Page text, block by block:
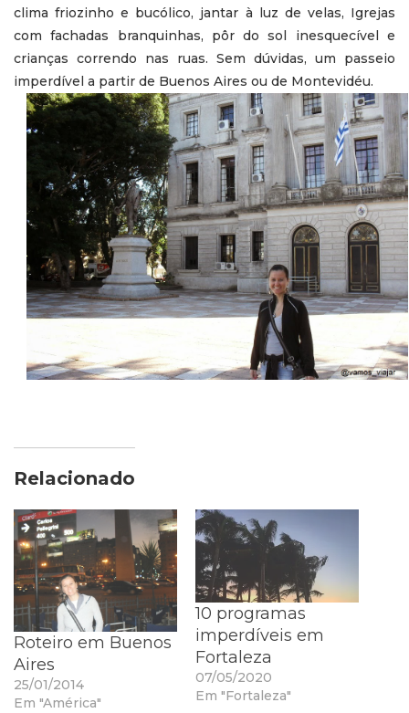
clima friozinho e bucólico, jantar à luz de velas, Igrejas
com fachadas branquinhas, pôr do sol inesquecível e
crianças correndo nas ruas. Sem dúvidas, um passeio
imperdível a partir de Buenos Aires ou de Montevidéu.
Relacionado
Roteiro em Buenos
Aires
25/01/2014
Em "América"
10 programas
imperdíveis em
Fortaleza
07/05/2020
Em "Fortaleza"